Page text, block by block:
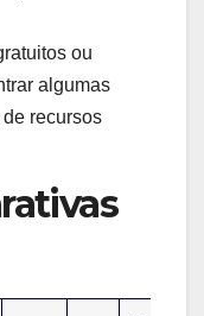
ou
algumas
de recursos